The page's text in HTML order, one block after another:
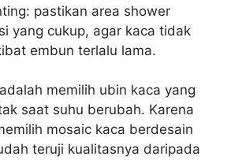
pastikan area shower
yang cukup, agar kaca tidak
embun terlalu lama.
memilih ubin kaca yang
saat suhu berubah. Karena
mosaic kaca berdesain
teruji kualitasnya daripada